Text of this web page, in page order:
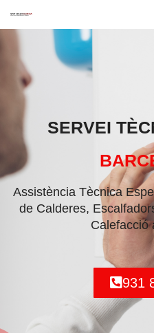
Saltar
contenido
SERVEI
Assistència Tècnica
de Calderes,
Calefacció
931